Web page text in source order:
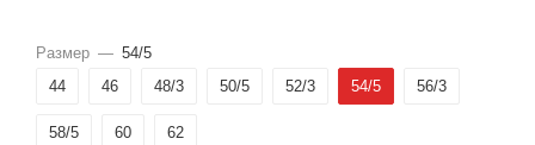
Размер — 54/5
44
46 48/3 50/5 52/3 54/5 56/3
58/5 60 62